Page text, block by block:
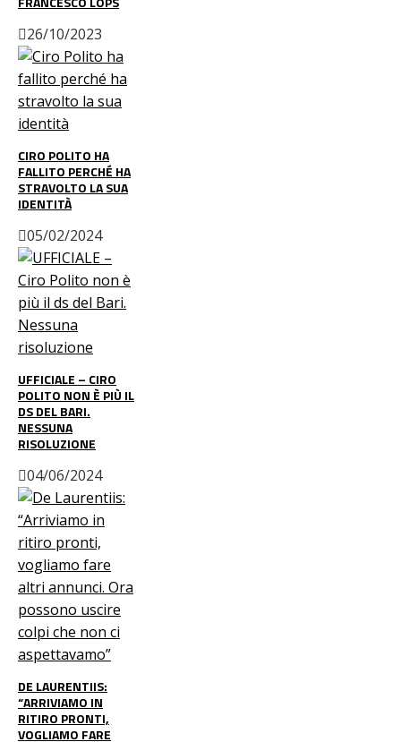
26/10/2023
CIRO POLITO HA
FALLITO PERCHÉ HA
STRAVOLTO LA SUA
IDENTITÀ
05/02/2024
UFFICIALE – CIRO
POLITO NON È PIÙ IL
DS DEL BARI.
NESSUNA
RISOLUZIONE
04/06/2024
DE LAURENTIIS:
“ARRIVIAMO IN
RITIRO PRONTI,
VOGLIAMO FARE